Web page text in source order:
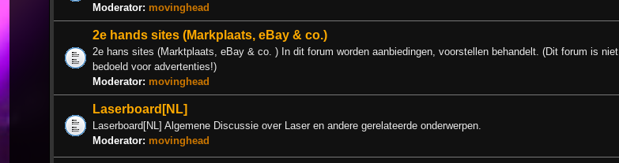
Moderator: movinghead
2e hands sites (Markplaats, eBay & co.)
2e hans sites (Marktplaats, eBay & co. ) In dit forum worden aanbiedingen, voorstellen behandelt. (Dit forum is niet
bedoeld voor advertenties!)
Moderator: movinghead
Laserboard[NL]
Laserboard[NL] Algemene Discussie over Laser en andere gerelateerde onderwerpen.
Moderator: movinghead